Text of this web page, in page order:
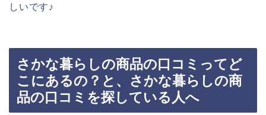
しいです♪
さかな暮らしの商品の口コミってど
こにあるの？と、さかな暮らしの商
品の口コミを探している人へ